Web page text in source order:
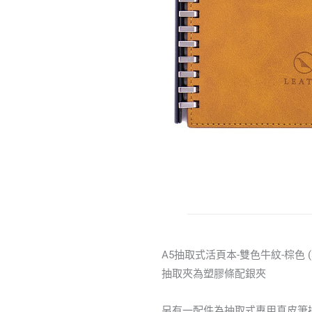
A5抽取式活頁本-雙色牛紋-棕色
抽取夾為塑膠條配銀夾